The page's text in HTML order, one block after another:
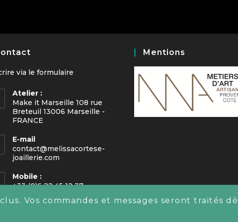
Vos commandes et messages seront traités
via le formulaire
Atelier :
Make it Marseille 108 rue
Breteuil 13006 Marseille -
FRANCE
E-mail
contact@melissacortese-
joaillerie.com
Mobile :
+33 (0)6 22 45 12 37
Mentions